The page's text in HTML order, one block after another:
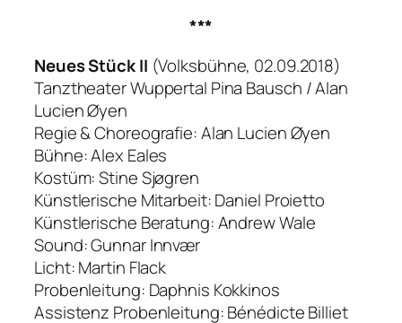
***
Neues Stück II (Volksbühne, 02.09.2018)
Tanztheater Wuppertal Pina Bausch / Alan
Lucien Øyen
Regie & Choreografie: Alan Lucien Øyen
Bühne: Alex Eales
Kostüm: Stine Sjøgren
Künstlerische Mitarbeit: Daniel Proietto
Künstlerische Beratung: Andrew Wale
Sound: Gunnar Innvær
Licht: Martin Flack
Probenleitung: Daphnis Kokkinos
Assistenz Probenleitung: Bénédicte Billiet